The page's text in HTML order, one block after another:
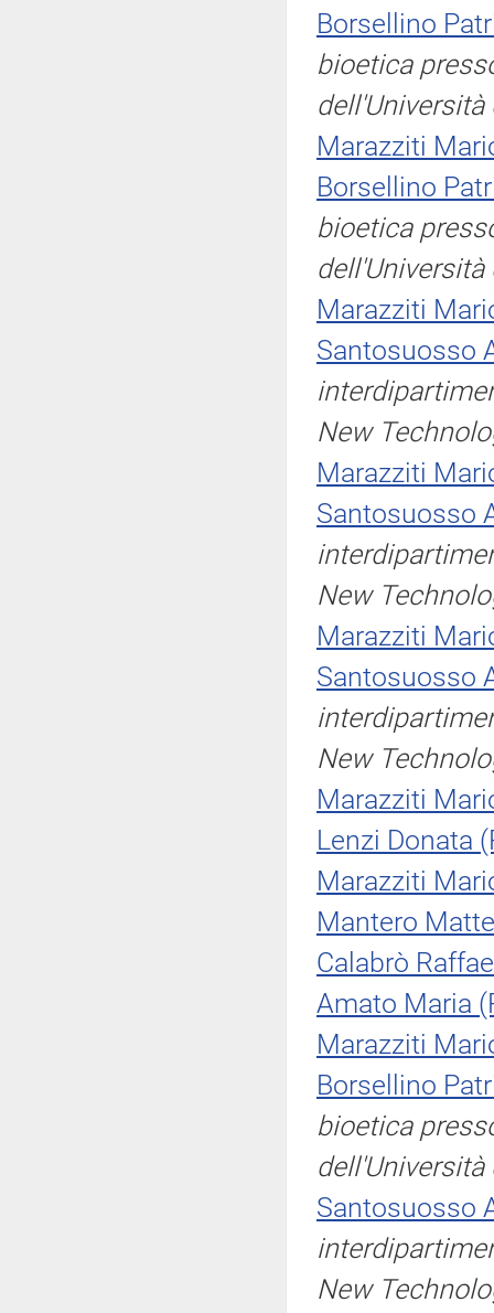
Borsellino
bioetica
Marazziti
Borsellino
bioetica
Marazziti
Santosuosso
New
Marazziti
Santosuosso
New
Marazziti
Santosuosso
New
Marazziti
Lenzi Donata
Marazziti
Mantero
Calabrò
Amato Maria
Marazziti
Borsellino
bioetica
Santosuosso
New